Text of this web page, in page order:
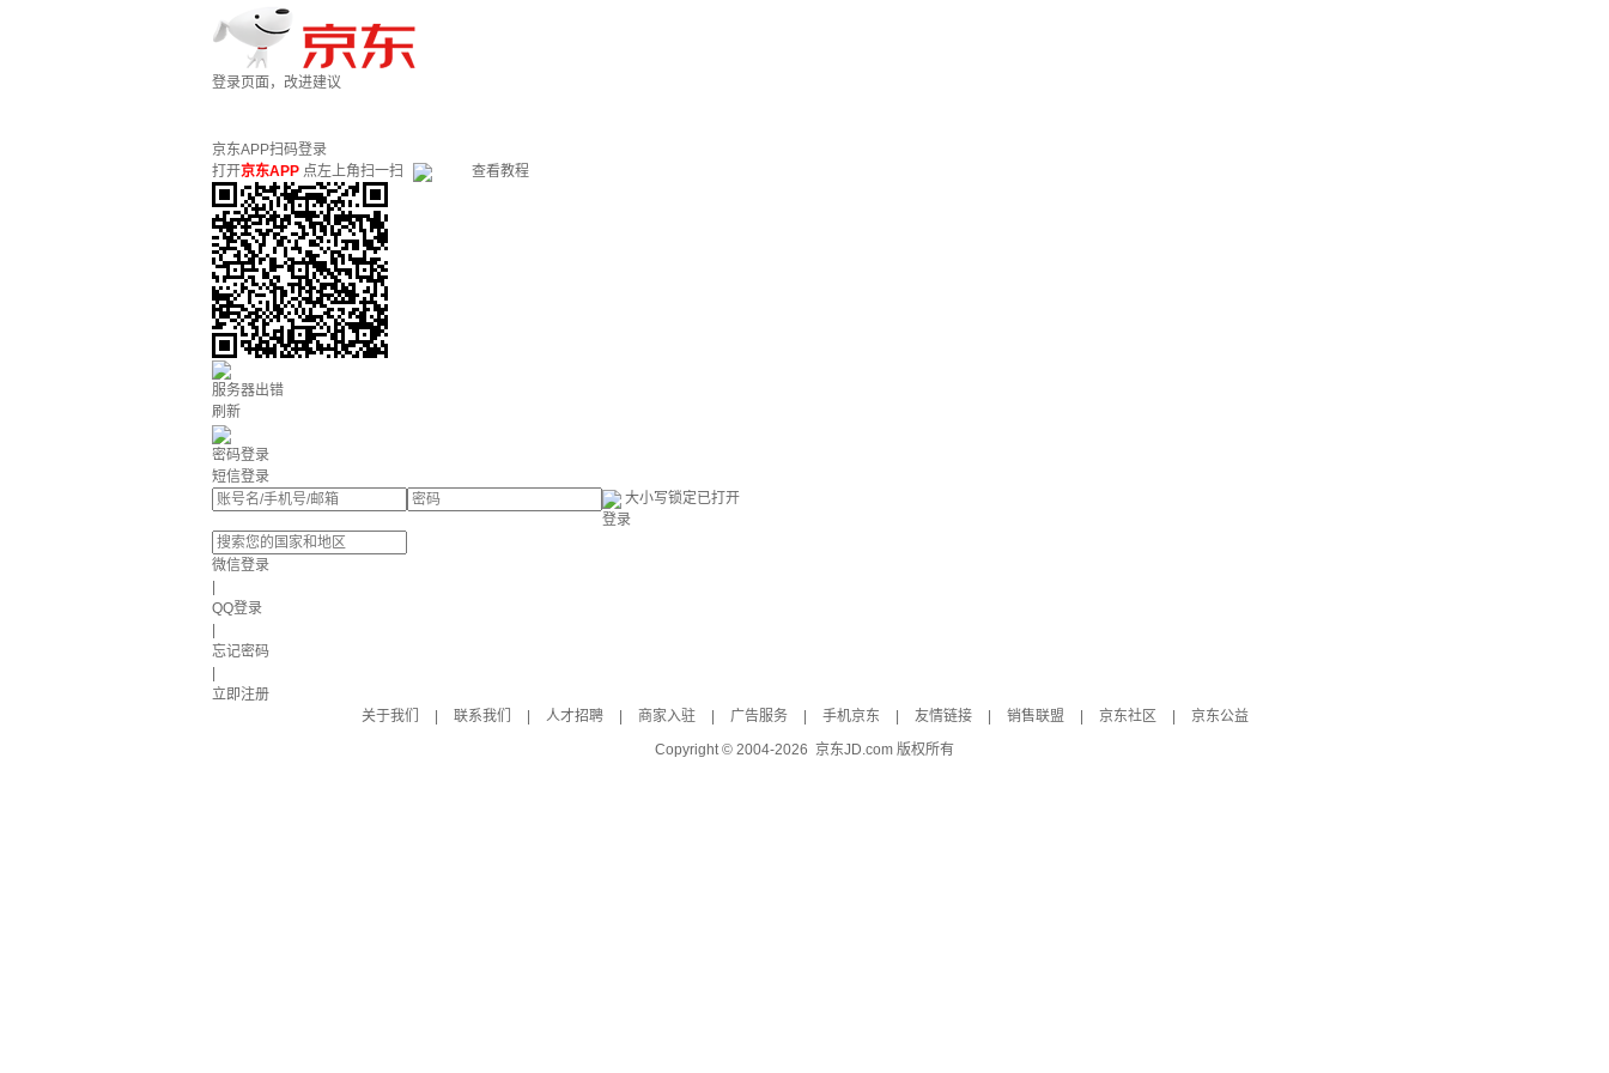
登录页面，改进建议
京东APP扫码登录
打开京东APP 点左上角扫一扫 查看教程
服务器出错
刷新
密码登录
短信登录
大小写锁定已打开
登录
微信登录
QQ登录
忘记密码
立即注册
关于我们
联系我们 人才招聘 商家入驻 广告服务 手机京东 友情链接 销售联盟 京东社区
京东公益
Copyright © 2004-2026 京东JD.com 版权所有